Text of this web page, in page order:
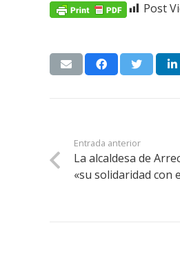
Post
Entrada anterior
La alcaldesa de
«su solidaridad con